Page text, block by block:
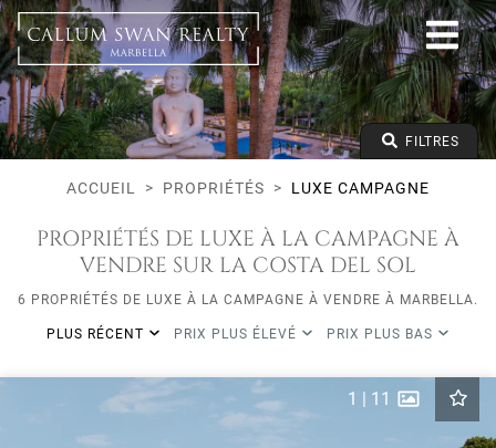
Luxe campagne
Tout Marbella
Toutes les zones
Tous les types
Prix à partir de
Prix jusqu'à
Lits minimums FILTRES
ACCUEIL PROPRIÉTÉS LUXE CAMPAGNE
PROPRIÉTÉS DE LUXE À LA CAMPAGNE À
VENDRE SUR LA COSTA DEL SOL
6 PROPRIÉTÉS DE LUXE À LA CAMPAGNE À VENDRE À MARBELLA.
PLUS RÉCENT PRIX PLUS ÉLEVÉ PRIX PLUS BAS
1 | 11